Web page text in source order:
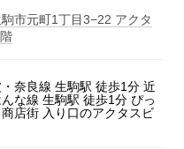
市元町1丁目3−22 アクタ
奈良線 生駒駅 徒歩1分 近
な線 生駒駅 徒歩1分 ぴっ
商店街 入り口のアクタスビ